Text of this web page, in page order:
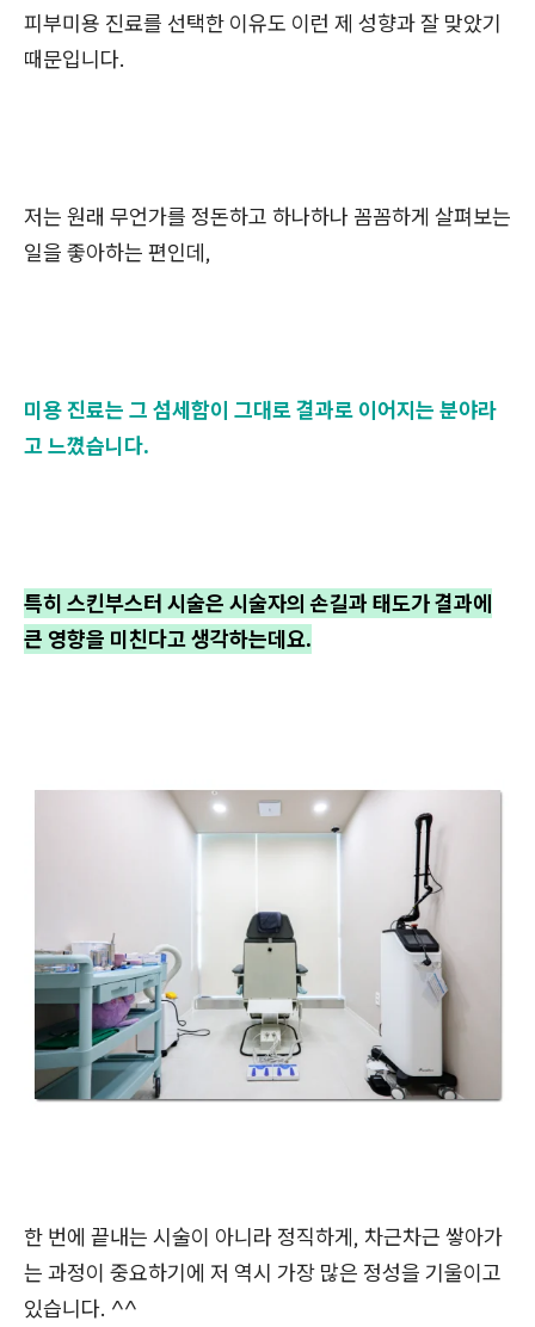
피부미용 진료를 선택한 이유도 이런 제 성향과 잘 맞았기
때문입니다.
저는 원래 무언가를 정돈하고 하나하나 꼼꼼하게 살펴보는
일을 좋아하는 편인데,
미용 진료는 그 섬세함이 그대로 결과로 이어지는 분야라
고 느꼈습니다.
특히 스킨부스터 시술은 시술자의 손길과 태도가 결과에
큰 영향을 미친다고 생각하는데요.
한 번에 끝내는 시술이 아니라 정직하게, 차근차근 쌓아가
는 과정이 중요하기에 저 역시 가장 많은 정성을 기울이고
있습니다. ^^